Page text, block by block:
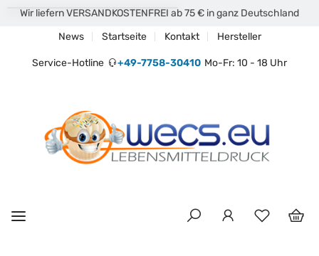
Wir liefern VERSANDKOSTENFREI ab 75 € in ganz Deutschland
News
Startseite Kontakt Hersteller
Service-Hotline +49-7758-30410 Mo-Fr: 10 - 18 Uhr